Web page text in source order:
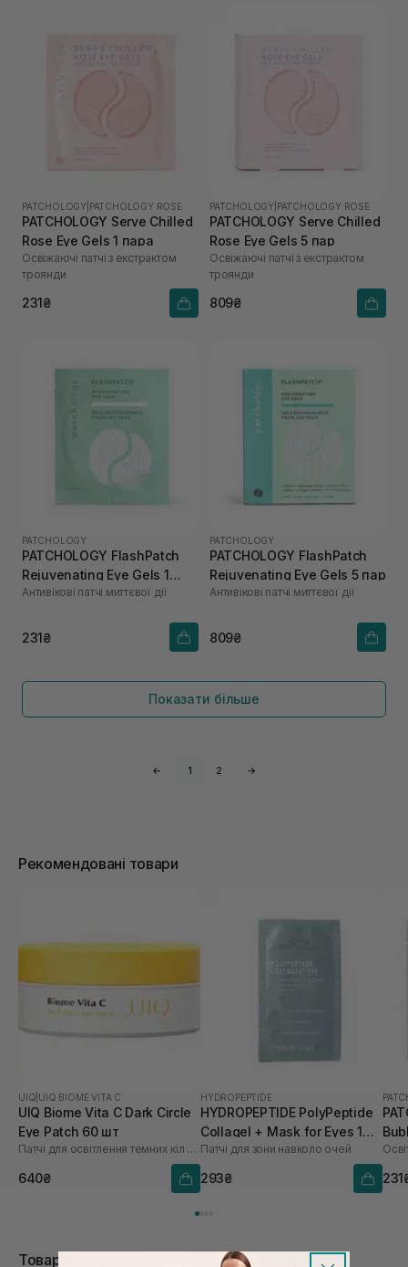
PATCHOLOGY PATCHOLOGY ROSE
PATCHOLOGY Serve Chilled
Rose Eye Gels 1 пара
Освіжаючі патчі з екстрактом
троянди
231₴
PATCHOLOGY PATCHOLOGY ROSE
PATCHOLOGY Serve Chilled
Rose Eye Gels 5 пар
Освіжаючі патчі з екстрактом
троянди
809₴
PATCHOLOGY
PATCHOLOGY FlashPatch
Rejuvenating Eye Gels 1
пара
Антивікові патчі миттєвої дії
231₴
PATCHOLOGY
PATCHOLOGY FlashPatch
Rejuvenating Eye Gels 5 пар
Антивікові патчі миттєвої дії
809₴
Показати більше
← 1 2 →
Рекомендовані товари
UIQ UIQ BIOME VITA C
UIQ Biome Vita C Dark Circle
Eye Patch 60 шт
Патчі для освітлення темних кіл під очима
640₴
HYDROPEPTIDE
HYDROPEPTIDE PolyPeptide
Collagel + Mask for Eyes 1
шт
Патчі для зони навколо очей
293₴
Товари зі знижками в категорії Патчі під очі